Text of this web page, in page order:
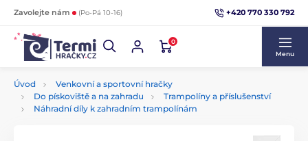
Zavolejte nám (Po-Pá 10-16) +420 770 330 792
0
Menu
Úvod
Venkovní a sportovní hračky
Do pískoviště a na zahradu
Trampolíny a příslušenství
Náhradní díly k zahradním trampolínám